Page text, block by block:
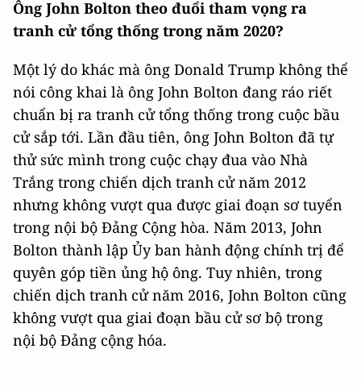
Ông John Bolton theo đuổi tham vọng ra
tranh cử tổng thống trong năm 2020?
Một lý do khác mà ông Donald Trump không thể
nói công khai là ông John Bolton đang ráo riết
chuẩn bị ra tranh cử tổng thống trong cuộc bầu
cử sắp tới. Lần đầu tiên, ông John Bolton đã tự
thử sức mình trong cuộc chạy đua vào Nhà
Trắng trong chiến dịch tranh cử năm 2012
nhưng không vượt qua được giai đoạn sơ tuyển
trong nội bộ Đảng Cộng hòa. Năm 2013, John
Bolton thành lập Ủy ban hành động chính trị để
quyên góp tiền ủng hộ ông. Tuy nhiên, trong
chiến dịch tranh cử năm 2016, John Bolton cũng
không vượt qua giai đoạn bầu cử sơ bộ trong
nội bộ Đảng cộng hóa.